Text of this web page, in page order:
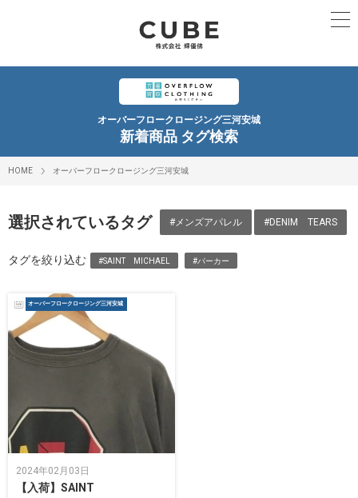
オーバーフロークロージング三河安城
新着商品 タグ検索
HOME オーバーフロークロージング三河安城
選択されているタグ #メンズアパレル #DENIM TEARS
タグを絞り込む #SAINT MICHAEL #パーカー
オーバーフロークロージング三河安城
2024年02月03日
【入荷】SAINT